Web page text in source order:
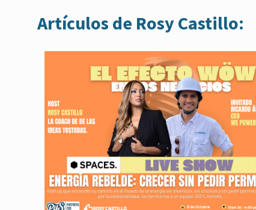
Artículos de Rosy Castillo: